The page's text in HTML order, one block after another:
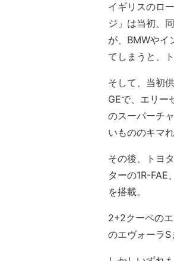
イギリスのロ
ジ」は当初、
が、BMWやイ
てしまうと、
そして、当初
GEで、エリー
のスーパーチ
いもののキマ
その後、トヨ
ターの1R-
を搭載。
2+2クーペの
のエヴォーラS